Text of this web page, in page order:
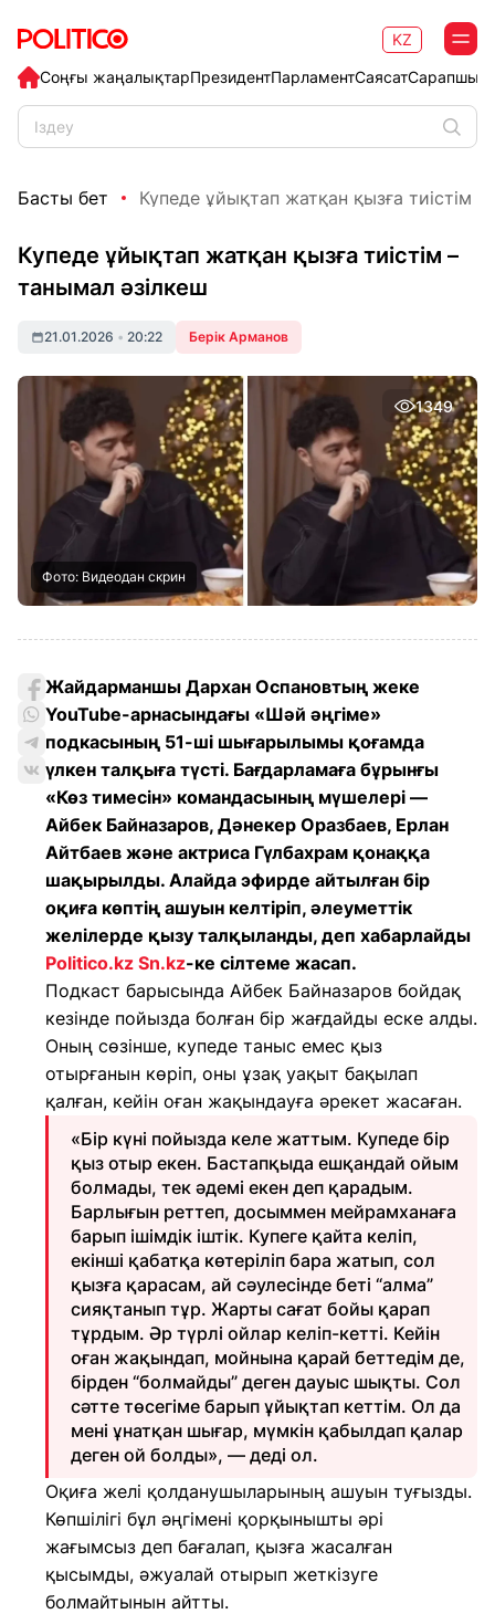
Соңғы жаңалықтарПрезидентПарламентСаясат
KZ
Басты бет Купеде ұйықтап жатқан қызға тиістім
Купеде ұйықтап жатқан қызға тиістім –
танымал әзілкеш
21.01.2026 • 20:22 Берік Арманов
1349
Фото: Видеодан скрин
Жайдарманшы Дархан Оспановтың жеке
YouTube-арнасындағы «Шәй әңгіме»
подкасының 51-ші шығарылымы қоғамда
үлкен талқыға түсті. Бағдарламаға бұрынғы
«Көз тимесін» командасының мүшелері —
Айбек Байназаров, Дәнекер Оразбаев, Ерлан
Айтбаев және актриса Гүлбахрам қонаққа
шақырылды. Алайда эфирде айтылған бір
оқиға көптің ашуын келтіріп, әлеуметтік
желілерде қызу талқыланды, деп хабарлайды
Politico.kz Sn.kz-ке сілтеме жасап.
Подкаст барысында Айбек Байназаров бойдақ
кезінде пойызда болған бір жағдайды еске алды.
Оның сөзінше, купеде таныс емес қыз
отырғанын көріп, оны ұзақ уақыт бақылап
қалған, кейін оған жақындауға әрекет жасаған.
«Бір күні пойызда келе жаттым. Купеде бір
қыз отыр екен. Бастапқыда ешқандай ойым
болмады, тек әдемі екен деп қарадым.
Барлығын реттеп, досыммен мейрамханаға
барып ішімдік іштік. Купеге қайта келіп,
екінші қабатқа көтеріліп бара жатып, сол
қызға қарасам, ай сәулесінде беті “алма”
сияқтанып тұр. Жарты сағат бойы қарап
тұрдым. Әр түрлі ойлар келіп-кетті. Кейін
оған жақындап, мойнына қарай беттедім де,
бірден “болмайды” деген дауыс шықты. Сол
сәтте төсегіме барып ұйықтап кеттім. Ол да
мені ұнатқан шығар, мүмкін қабылдап қалар
деген ой болды», — деді ол.
Оқиға желі қолданушыларының ашуын туғызды.
Көпшілігі бұл әңгімені қорқынышты әрі
жағымсыз деп бағалап, қызға жасалған
қысымды, әжуалай отырып жеткізуге
болмайтынын айтты.